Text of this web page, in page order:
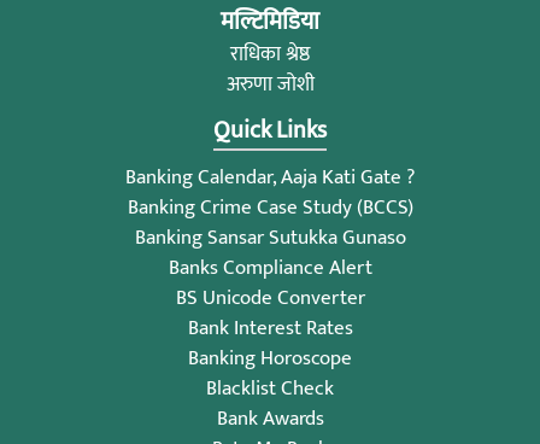
मल्टिमिडिया
राधिका श्रेष्ठ
अरुणा जोशी
Quick Links
Banking Calendar, Aaja Kati Gate ?
Banking Crime Case Study (BCCS)
Banking Sansar Sutukka Gunaso
Banks Compliance Alert
BS Unicode Converter
Bank Interest Rates
Banking Horoscope
Blacklist Check
Bank Awards